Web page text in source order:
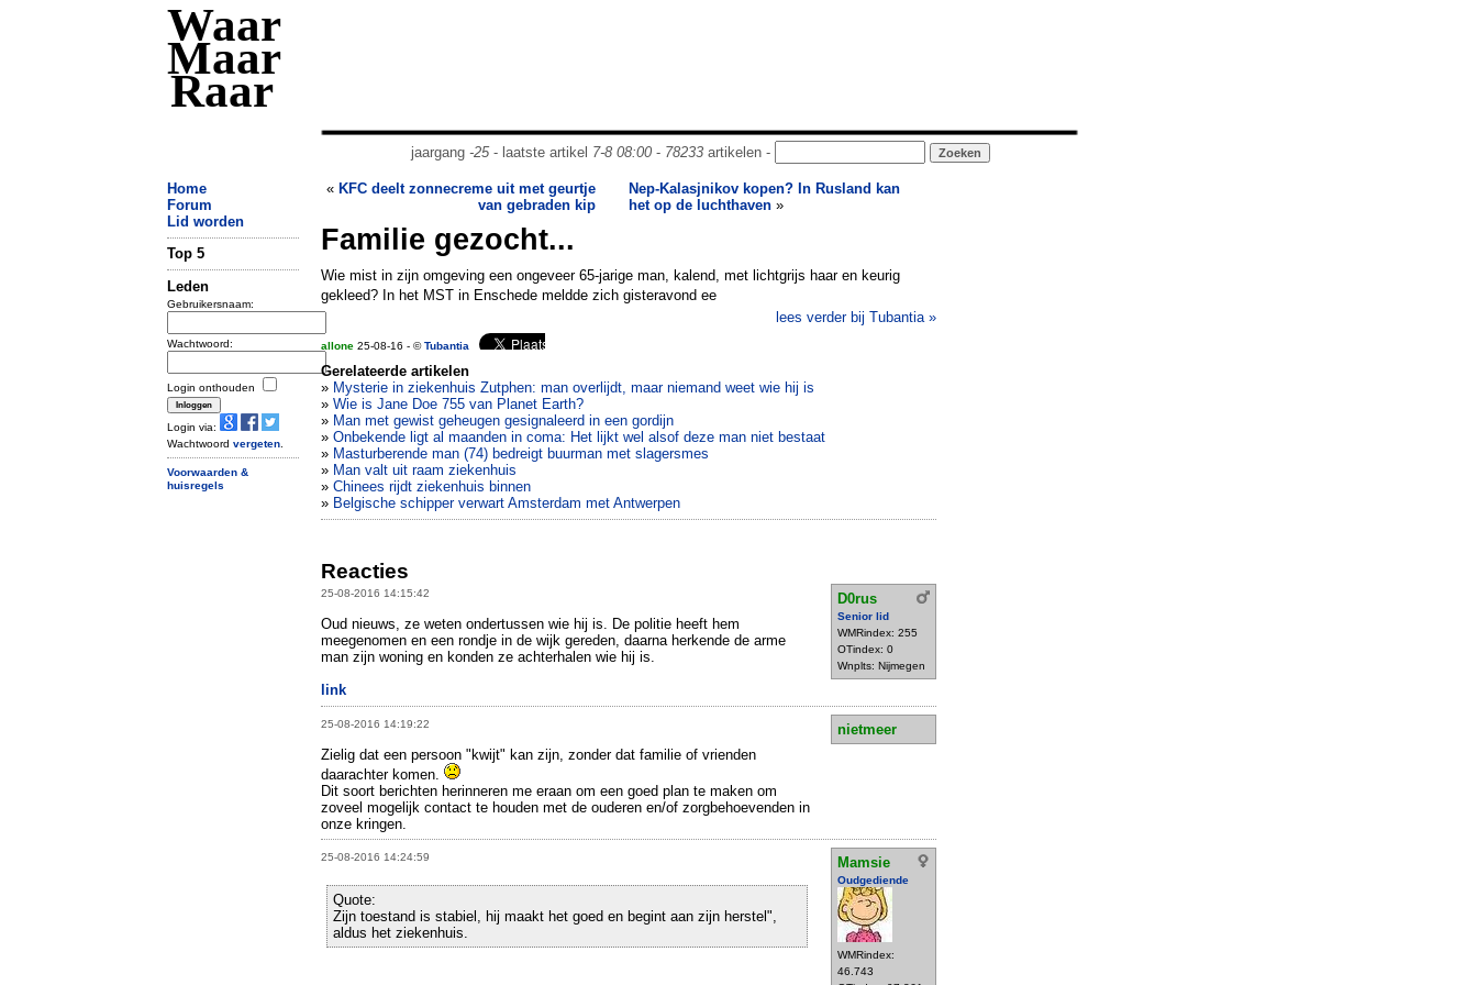
Waar
Maar
Raar
jaargang -25- laatste artikel 7-8 08:00- 78233artikelen -
Home
Forum
Lid worden
Top 5
Leden
Gebruikersnaam:
Wachtwoord:
Login onthouden
Login via:
Wachtwoord vergeten
Voorwaarden &
huisregels
« KFC deelt zonnecreme uit met geurtje
van gebraden kip
Nep-Kalasjnikov kopen? In Rusland kan
het op de luchthaven »
Familie gezocht...
Wie mist in zijn omgeving een ongeveer 65-jarige man, kalend, met lichtgrijs haar en keurig
gekleed? In het MST in Enschede meldde zich gisteravond ee
lees verder bij Tubantia »
allone 25-08-16 - ©Tubantia
Gerelateerde artikelen
» Mysterie in ziekenhuis Zutphen: man overlijdt, maar niemand weet wie hij is
» Wie is Jane Doe 755 van Planet Earth?
» Man met gewist geheugen gesignaleerd in een gordijn
» Onbekende ligt al maanden in coma: Het lijkt wel alsof deze man niet bestaat
» Masturberende man (74) bedreigt buurman met slagersmes
» Man valt uit raam ziekenhuis
» Chinees rijdt ziekenhuis binnen
» Belgische schipper verwart Amsterdam met Antwerpen
Reacties
25-08-2016 14:15:42 D0rus
Senior lid
WMRindex: 255
OTindex: 0
Wnplts: Nijmegen
Oud nieuws, ze weten ondertussen wie hij is. De politie heeft hem
meegenomen en een rondje in de wijk gereden, daarna herkende de arme
man zijn woning en konden ze achterhalen wie hij is.
link
25-08-2016 14:19:22
nietmeer
Zielig dat een persoon "kwijt" kan zijn, zonder dat familie of vrienden
daarachter komen.
Dit soort berichten herinneren me eraan om een goed plan te maken om
zoveel mogelijk contact te houden met de ouderen en/of zorgbehoevenden in
onze kringen.
25-08-2016 14:24:59 Mamsie
Oudgediende
WMRindex:
46.743
Quote:
Zijn toestand is stabiel, hij maakt het goed en begint aan zijn herstel",
aldus het ziekenhuis.